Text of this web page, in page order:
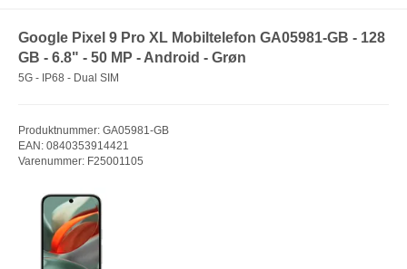
Google Pixel 9 Pro XL Mobiltelefon GA05981-GB - 128
GB - 6.8" - 50 MP - Android - Grøn
5G - IP68 - Dual SIM
Produktnummer: GA05981-GB
EAN: 0840353914421
Varenummer: F25001105